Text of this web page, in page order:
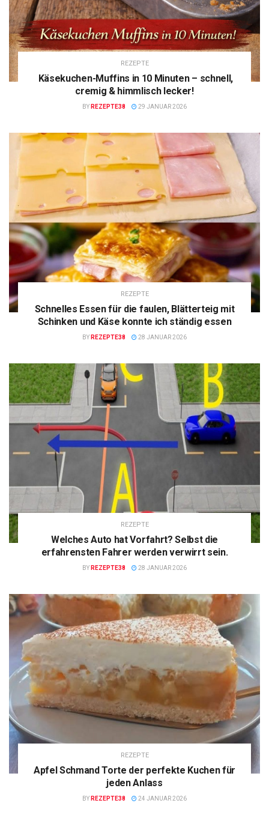
REZEPTE
Käsekuchen-Muffins in 10 Minuten – schnell,
cremig & himmlisch lecker!
BY REZEPTE38 29 JANUAR 2026
REZEPTE
Schnelles Essen für die faulen, Blätterteig mit
Schinken und Käse konnte ich ständig essen
BY REZEPTE38 28 JANUAR 2026
REZEPTE
Welches Auto hat Vorfahrt? Selbst die
erfahrensten Fahrer werden verwirrt sein.
BY REZEPTE38 28 JANUAR 2026
REZEPTE
Apfel Schmand Torte der perfekte Kuchen für
jeden Anlass
BY REZEPTE38 24 JANUAR 2026